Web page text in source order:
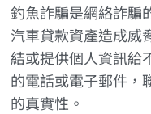
釣魚詐騙是網絡詐騙
汽車貸款資產造成威
結或提供個人資訊給
的電話或電子郵件，
的真實性。